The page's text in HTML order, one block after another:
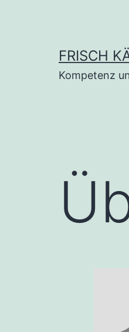
FRISCH
Kompetenz